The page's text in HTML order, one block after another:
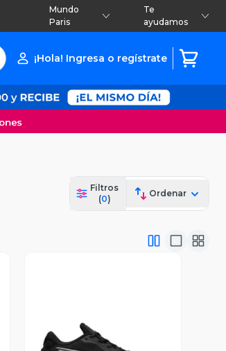
Mundo
Paris
Te
ayudamos
¡Hola! Ingresa o regístrate
Filtros
(0)
Ordenar